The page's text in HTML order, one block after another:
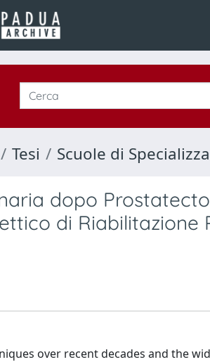
Tesi Scuole di
dopo
di Riabilitazione
over recent decades and the